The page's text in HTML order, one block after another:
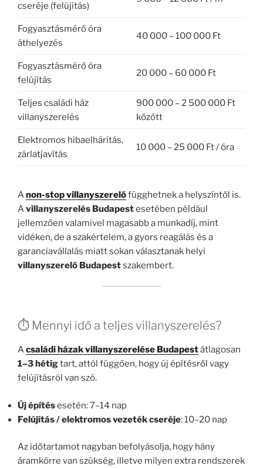
cseréje (felújítás)
Fogyasztásmérő óra
áthelyezés
40 000 – 100 000 Ft
Fogyasztásmérő óra
felújítás
20 000 – 60 000 Ft
Teljes családi ház
villanyszerelés
900 000 – 2 500 000 Ft
között
Elektromos hibaelhárítás,
zárlatjavítás
10 000 – 25 000 Ft / óra
Anon-stop villanyszerelőfügghetnek a helyszíntől is.
Avillanyszerelés Budapestesetében például
jellemzően valamivel magasabb a munkadíj, mint
vidéken, de a szakértelem, a gyors reagálás és a
garanciavállalás miatt sokan választanak helyi
villanyszerelő Budapestszakembert.
⏱️ Mennyi idő a teljes villanyszerelés?
Acsaládi házak villanyszerelése Budapestátlagosan
1–3 hétigtart, attól függően, hogy új építésről vagy
felújításról van szó.
Új építésesetén: 7–14 nap
Felújítás / elektromos vezeték cseréje: 10–20 nap
Az időtartamot nagyban befolyásolja, hogy hány
áramkörre van szükség, illetve milyen extra rendszerek